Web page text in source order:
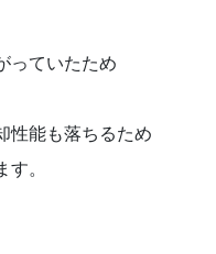
っていたため
性能も落ちるため
。